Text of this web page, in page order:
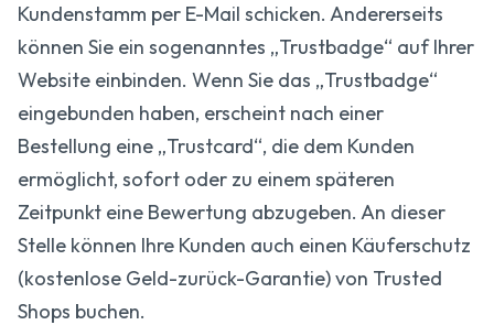
Kundenstamm per E-Mail schicken. Andererseits
können Sie ein sogenanntes „Trustbadge“ auf Ihrer
Website einbinden. Wenn Sie das „Trustbadge“
eingebunden haben, erscheint nach einer
Bestellung eine „Trustcard“, die dem Kunden
ermöglicht, sofort oder zu einem späteren
Zeitpunkt eine Bewertung abzugeben. An dieser
Stelle können Ihre Kunden auch einen Käuferschutz
(kostenlose Geld-zurück-Garantie) von Trusted
Shops buchen.